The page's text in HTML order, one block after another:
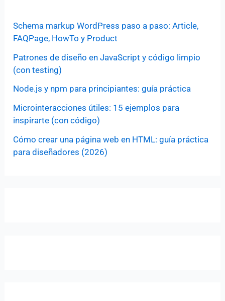
Schema markup WordPress paso a paso: Article,
FAQPage, HowTo y Product
Patrones de diseño en JavaScript y código limpio
(con testing)
Node.js y npm para principiantes: guía práctica
Microinteracciones útiles: 15 ejemplos para
inspirarte (con código)
Cómo crear una página web en HTML: guía práctica
para diseñadores (2026)